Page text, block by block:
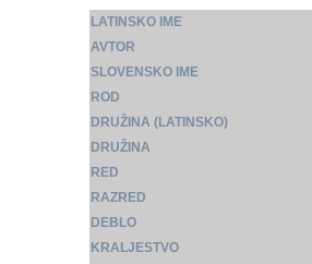
LATINSKO IME
AVTOR
SLOVENSKO IME
ROD
DRUŽINA (LATINSKO)
DRUŽINA
RED
RAZRED
DEBLO
KRALJESTVO